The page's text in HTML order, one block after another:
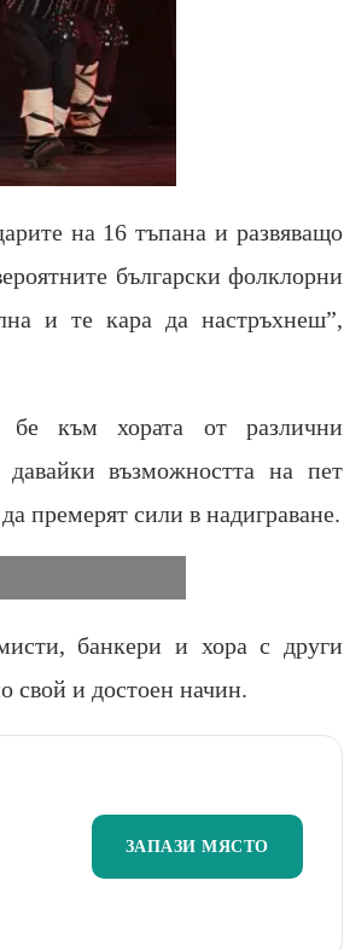
на 16 тъпана и развяващо
български фолклорни
и те кара да настръхнеш”,
към хората от различни
възможността на пет
премерят сили в надиграване.
банкери и хора с други
свой и достоен начин.
ЗАПАЗИ МЯСТО